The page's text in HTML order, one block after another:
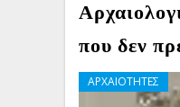
που δεν
ΑΡΧΑΙΟΤΗΤΕΣ